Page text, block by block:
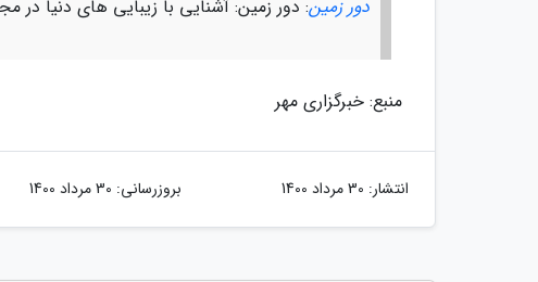
دور زمین: دور زمین: آشنایی با زیبایی های دنیا در
منبع: خبرگزاری مهر
انتشار: 30 مرداد 1400 بروزرسانی: 30 مرداد 1400